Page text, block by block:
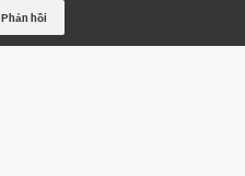
Phản hồi